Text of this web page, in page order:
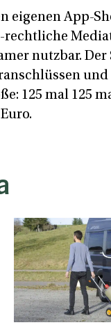
eigenen App-
nutzbar.
125 mal 125